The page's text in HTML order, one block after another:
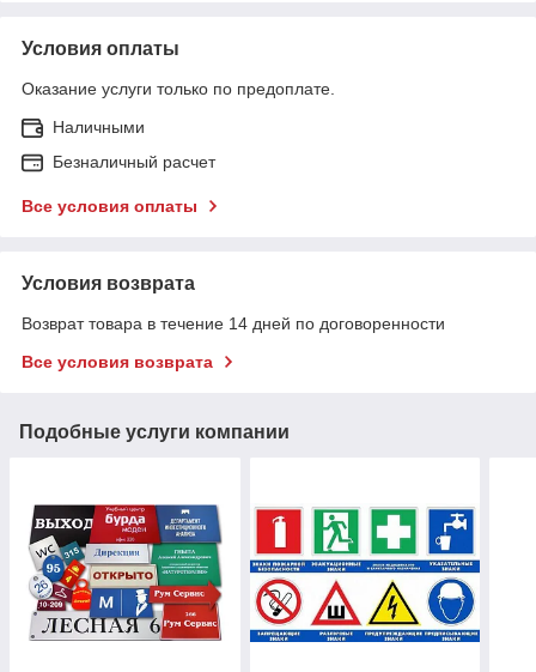
Условия оплаты
Оказание услуги только по предоплате.
Наличными
Безналичный расчет
Все условия оплаты
Условия возврата
Возврат товара в течение 14 дней по договоренности
Все условия возврата
Подобные услуги компании